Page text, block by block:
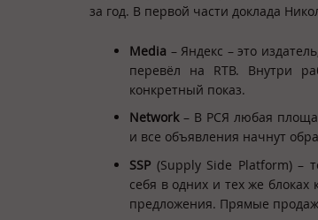
за год. В первой части доклада
Media – Яндекс – это
перевёл на RTB. Внутри
конкретный показ.
Network – В РСЯ любая
и все объявления начнут
SSP (Supply Side Platform) –
себя в одних и тех же
предложения. Прямые